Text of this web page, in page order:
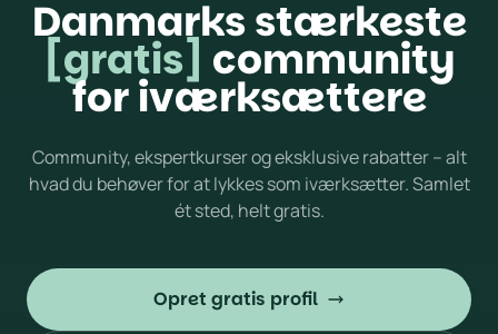
Danmarks stærkeste
[gratis] community
for iværksættere
Community, ekspertkurser og eksklusive rabatter – alt
hvad du behøver for at lykkes som iværksætter. Samlet
ét sted, helt gratis.
Opret gratis profil